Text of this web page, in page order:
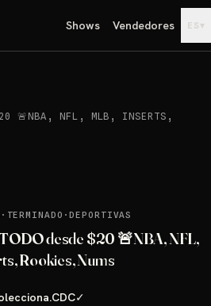
Shows Vendedores ES ▾
🚨NBA, NFL, MLB, INSERTS,
· TERMINADO ·DEPORTIVAS
desde $20 🚨NBA, NFL,
Rookies, Nums
✓